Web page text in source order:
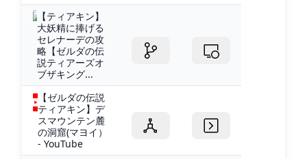
【ティアキン】
大妖精に捧げる
セレナーデの攻
略【ゼルダの伝
説ティアーズオ
ブザキング...
【ゼルダの伝説
ティアキン】デ
スマウンテン麓
の洞窟(マヨイ）
- YouTube